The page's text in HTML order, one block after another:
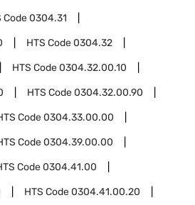
Code0304.31
HTS Code0304.32
HTS Code0304.32.00.10
HTS Code0304.32.00.90
Code0304.33.00.00
Code0304.39.00.00
Code0304.41.00
HTS Code0304.41.00.20